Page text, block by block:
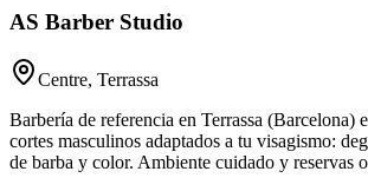
AS Barber Studio
Centre, Terrassa
Barbería de referencia en Terrassa (Barcelona)
cortes masculinos adaptados a tu visagismo:
de barba y color. Ambiente cuidado y reservas